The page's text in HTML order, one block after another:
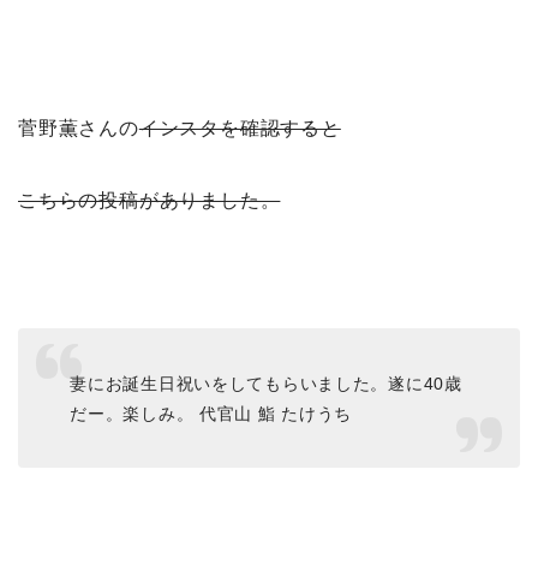
菅野薫さんのインスタを確認すると
こちらの投稿がありました。
妻にお誕生日祝いをしてもらいました。遂に40歳
だー。楽しみ。 代官山 鮨 たけうち